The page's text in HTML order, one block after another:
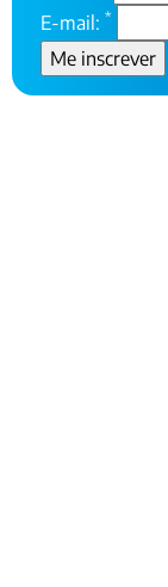
E-mail: *